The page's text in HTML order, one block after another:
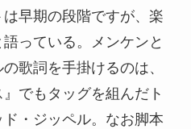
早期の段階ですが、楽
っている。メンケンと
歌詞を手掛けるのは、
でもタッグを組んだト
・ジッペル。なお脚本